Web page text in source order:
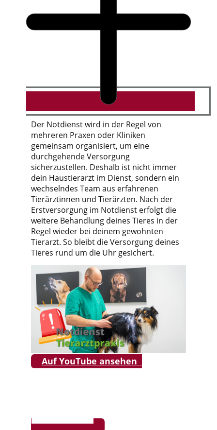
Der Notdienst wird in der Regel von
mehreren Praxen oder Kliniken
gemeinsam organisiert, um eine
durchgehende Versorgung
sicherzustellen. Deshalb ist nicht immer
dein Haustierarzt im Dienst, sondern ein
wechselndes Team aus erfahrenen
Tierärztinnen und Tierärzten. Nach der
Erstversorgung im Notdienst erfolgt die
weitere Behandlung deines Tieres in der
Regel wieder bei deinem gewohnten
Tierarzt. So bleibt die Versorgung deines
Tieres rund um die Uhr gesichert.
Auf YouTube ansehen